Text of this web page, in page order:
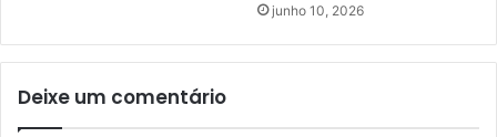
junho 10, 2026
Deixe um comentário